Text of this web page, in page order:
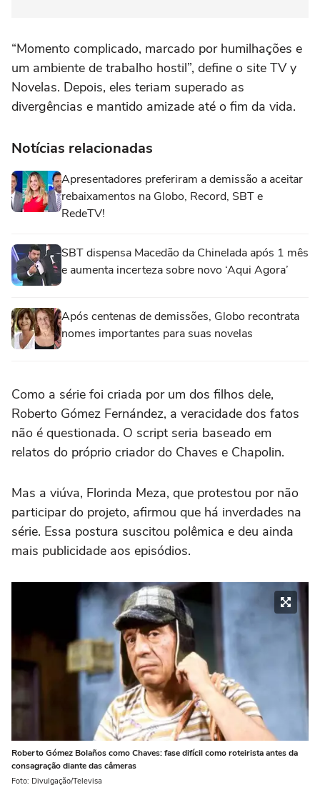
“Momento complicado, marcado por humilhações e
um ambiente de trabalho hostil”, define o site TV y
Novelas. Depois, eles teriam superado as
divergências e mantido amizade até o fim da vida.
Notícias relacionadas
Apresentadores preferiram a demissão a aceitar
rebaixamentos na Globo, Record, SBT e
RedeTV!
SBT dispensa Macedão da Chinelada após 1 mês
e aumenta incerteza sobre novo ‘Aqui Agora’
Após centenas de demissões, Globo recontrata
nomes importantes para suas novelas
Como a série foi criada por um dos filhos dele,
Roberto Gómez Fernández, a veracidade dos fatos
não é questionada. O script seria baseado em
relatos do próprio criador do Chaves e Chapolin.
Mas a viúva, Florinda Meza, que protestou por não
participar do projeto, afirmou que há inverdades na
série. Essa postura suscitou polêmica e deu ainda
mais publicidade aos episódios.
Roberto Gómez Bolaños como Chaves: fase difícil como roteirista antes da
consagração diante das câmeras
Foto: Divulgação/Televisa